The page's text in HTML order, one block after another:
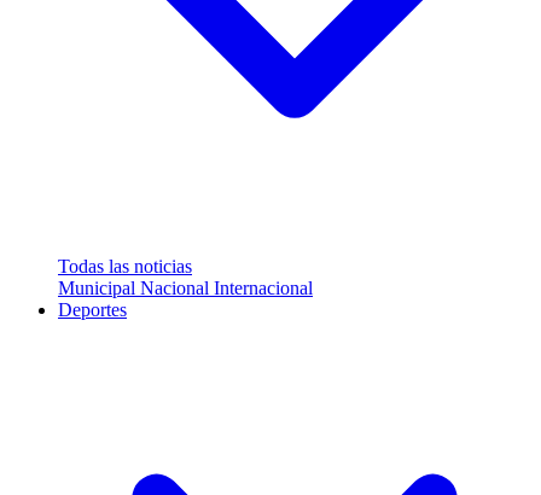
Todas las noticias
Municipal Nacional Internacional
Deportes